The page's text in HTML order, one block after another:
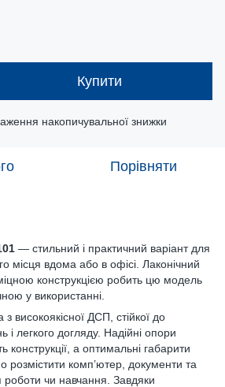
Купити
накопичувальної знижки
Порівняти
— стильний і практичний варіант для
місця вдома або в офісі. Лаконічний
конструкцією робить цю модель
у використанні.
високоякісної ДСП, стійкої до
легкого догляду. Надійні опори
конструкції, а оптимальні габарити
розмістити комп’ютер, документи та
роботи чи навчання. Завдяки